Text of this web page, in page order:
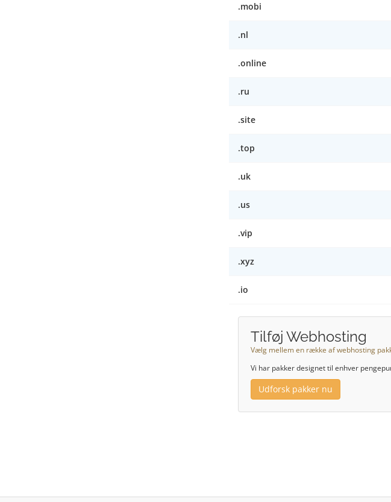
.mobi
.nl
.online
.ru
.site
.top
.uk
.us
.vip
.xyz
.io
Tilføj Webhosting
Vælg mellem en række af webhosting
Vi har pakker designet til enhver
Udforsk pakker nu